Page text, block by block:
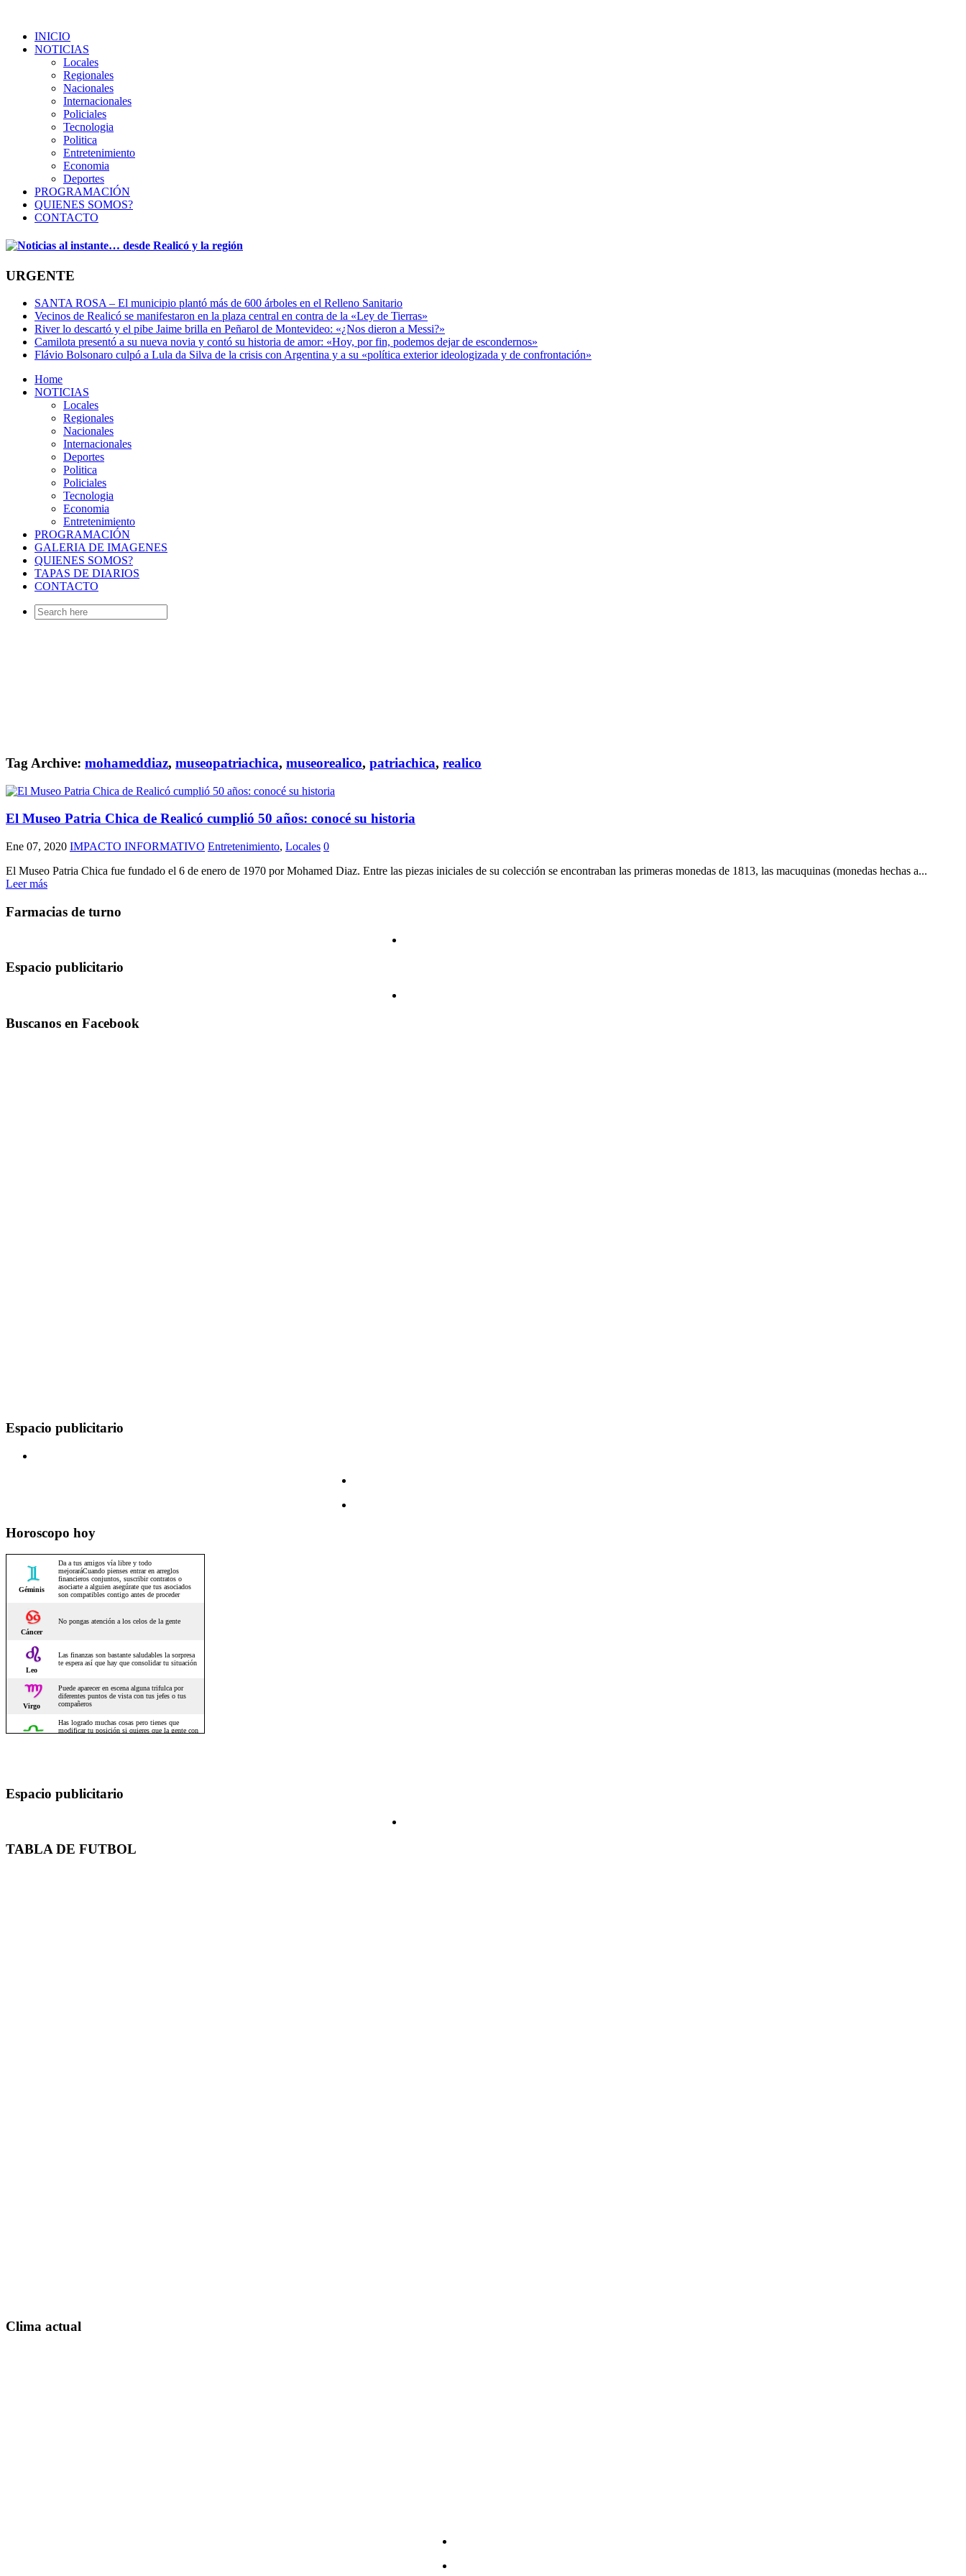
INICIO
NOTICIAS
Locales
Regionales
Nacionales
Internacionales
Policiales
Tecnologia
Politica
Entretenimiento
Economia
Deportes
PROGRAMACIÓN
QUIENES SOMOS?
CONTACTO
URGENTE
SANTA ROSA – El municipio plantó más de 600 árboles en el Relleno Sanitario
Vecinos de Realicó se manifestaron en la plaza central en contra de la «Ley de Tierras»
River lo descartó y el pibe Jaime brilla en Peñarol de Montevideo: «¿Nos dieron a Messi?»
Camilota presentó a su nueva novia y contó su historia de amor: «Hoy, por fin, podemos dejar de escondernos»
Flávio Bolsonaro culpó a Lula da Silva de la crisis con Argentina y a su «política exterior ideologizada y de confrontación»
Home
NOTICIAS
Locales
Regionales
Nacionales
Internacionales
Deportes
Politica
Policiales
Tecnologia
Economia
Entretenimiento
PROGRAMACIÓN
GALERIA DE IMAGENES
QUIENES SOMOS?
TAPAS DE DIARIOS
CONTACTO
Search
for:
Tag Archive: mohameddiaz, museopatriachica, museorealico, patriachica, realico
El Museo Patria Chica de Realicó cumplió 50 años: conocé su historia
Ene 07, 2020 IMPACTO INFORMATIVO Entretenimiento, Locales 0
El Museo Patria Chica fue fundado el 6 de enero de 1970 por Mohamed Diaz. Entre las piezas iniciales de su colección se encontraban las primeras monedas de 1813, las macuquinas (monedas hechas a...
Leer más
Farmacias de turno
Espacio publicitario
Buscanos en Facebook
Espacio publicitario
Horoscopo hoy
Espacio publicitario
TABLA DE FUTBOL
Clima actual